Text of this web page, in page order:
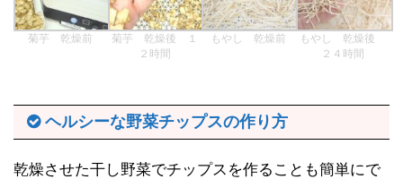
菊芋 乾燥前
菊芋 乾燥後 １
２時間
もやし 乾燥前
もやし 乾燥後
２４時間
ヘルシーな野菜チップスの作り方
乾燥させた干し野菜でチップスを作ることも簡単にで